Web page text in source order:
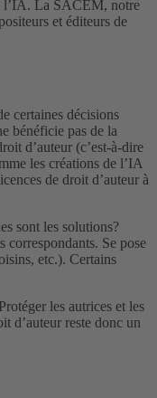
l’IA. La SACEM, notre
et éditeurs de
certaines décisions
bénéficie pas de la
d’auteur (c’est-à-dire
les créations de l’IA
de droit d’auteur à
sont les solutions?
correspondants. Se pose
etc.). Certains
les autrices et les
d’auteur reste donc un